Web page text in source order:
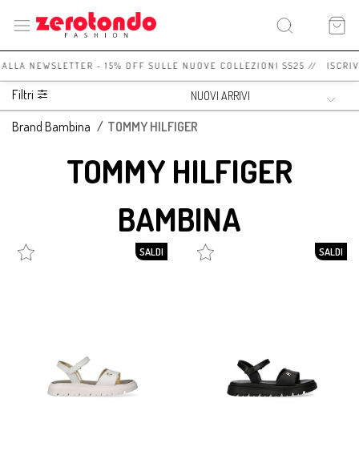
NEWSLETTER - 15% OFF SULLE NUOVE COLLEZIONI SS25 //
Filtri
Brand Bambina / TOMMY HILFIGER
TOMMY HILFIGER
BAMBINA
SALDI SALDI